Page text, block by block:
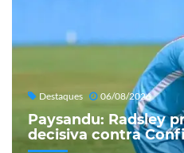
Destaques 06/08/2026
Paysandu: Radsley
decisiva contra